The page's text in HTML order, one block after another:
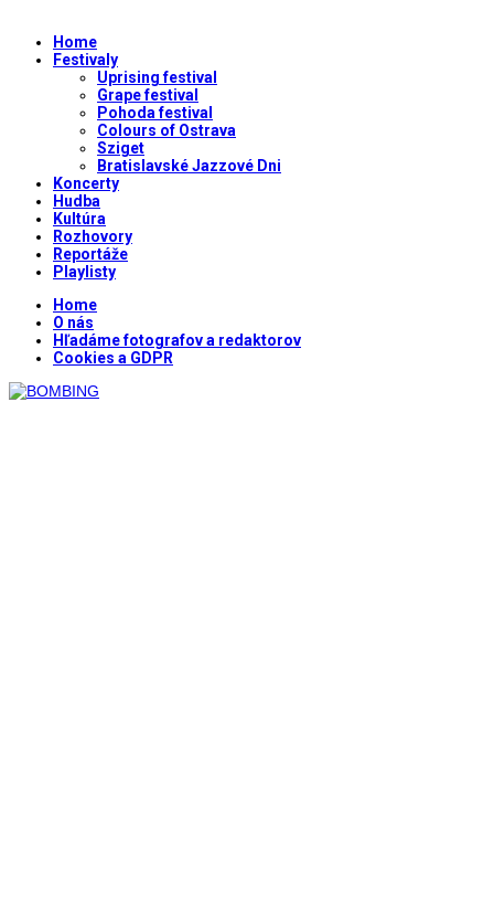
Home
Festivaly
Uprising festival
Grape festival
Pohoda festival
Colours of Ostrava
Sziget
Bratislavské Jazzové Dni
Koncerty
Hudba
Kultúra
Rozhovory
Reportáže
Playlisty
Home
O nás
Hľadáme fotografov a redaktorov
Cookies a GDPR